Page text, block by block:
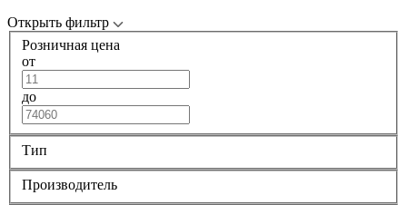
Открыть фильтр
Розничная цена
от
до
Тип
Производитель